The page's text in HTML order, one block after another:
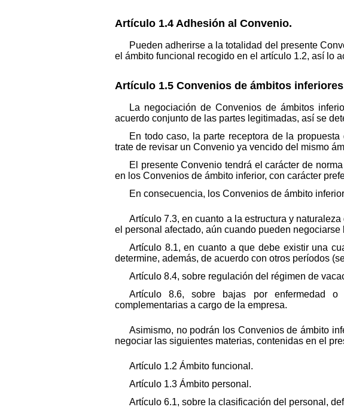
Artículo 1.4 Adhesión al Convenio.
Pueden adherirse a la totalidad del presente
el ámbito funcional recogido en el artículo 1.2, así lo
Artículo 1.5 Convenios de ámbitos
La negociación de Convenios de ámbitos
acuerdo conjunto de las partes legitimadas, así se
En todo caso, la parte receptora de la
trate de revisar un Convenio ya vencido del mismo
El presente Convenio tendrá el carácter de
en los Convenios de ámbito inferior, con carácter
En consecuencia, los Convenios de ámbito
Artículo 7.3, en cuanto a la estructura y
el personal afectado, aún cuando pueden
Artículo 8.1, en cuanto a que debe existir una
determine, además, de acuerdo con otros períodos
Artículo 8.4, sobre regulación del régimen de
Artículo 8.6, sobre bajas por enfermedad o
complementarias a cargo de la empresa.
Asimismo, no podrán los Convenios de ámbito
negociar las siguientes materias, contenidas en el
Artículo 1.2 Ámbito funcional.
Artículo 1.3 Ámbito personal.
Artículo 6.1, sobre la clasificación del personal,